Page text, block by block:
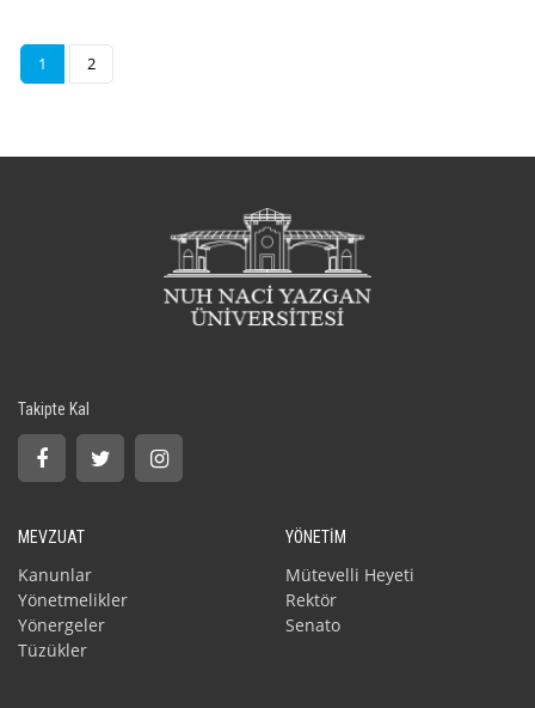
1 2
Takipte Kal
MEVZUAT
Kanunlar
Yönetmelikler
Yönergeler
Tüzükler
YÖNETİM
Mütevelli Heyeti
Rektör
Senato